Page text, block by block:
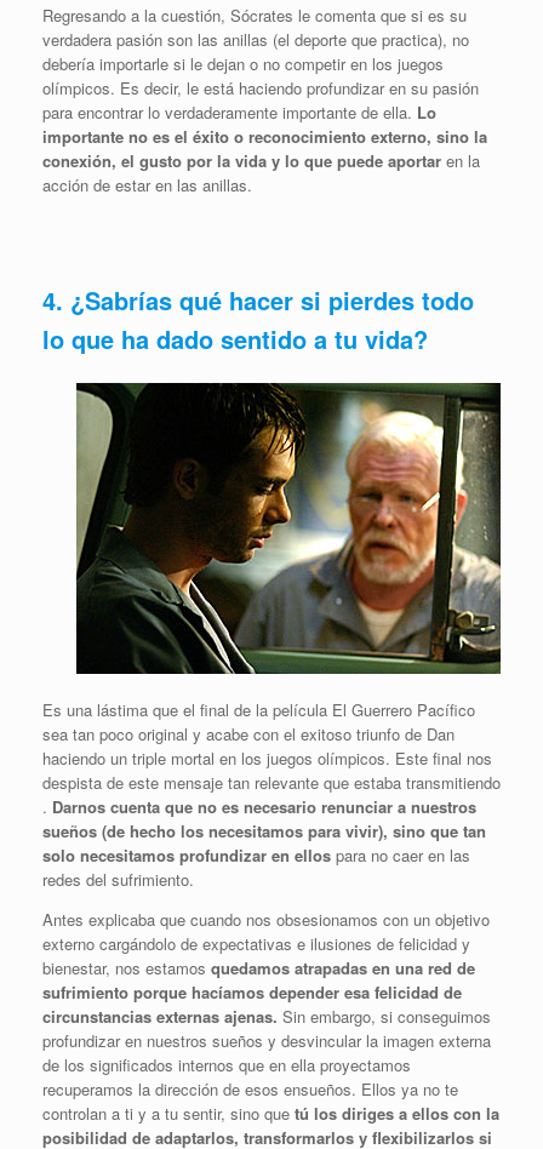
Regresando a la cuestión, Sócrates le comenta que si es su
verdadera pasión son las anillas (el deporte que practica), no
debería importarle si le dejan o no competir en los juegos
olímpicos. Es decir, le está haciendo profundizar en su pasión
para encontrar lo verdaderamente importante de ella. Lo
importante no es el éxito o reconocimiento externo, sino la
conexión, el gusto por la vida y lo que puede aportar en la
acción de estar en las anillas.
4. ¿Sabrías qué hacer si pierdes todo
lo que ha dado sentido a tu vida?
Es una lástima que el final de la película El Guerrero Pacífico
sea tan poco original y acabe con el exitoso triunfo de Dan
haciendo un triple mortal en los juegos olímpicos. Este final nos
despista de este mensaje tan relevante que estaba transmitiendo
. Darnos cuenta que no es necesario renunciar a nuestros
sueños (de hecho los necesitamos para vivir), sino que tan
solo necesitamos profundizar en ellos para no caer en las
redes del sufrimiento.
Antes explicaba que cuando nos obsesionamos con un objetivo
externo cargándolo de expectativas e ilusiones de felicidad y
bienestar, nos estamos quedamos atrapadas en una red de
sufrimiento porque hacíamos depender esa felicidad de
circunstancias externas ajenas. Sin embargo, si conseguimos
profundizar en nuestros sueños y desvincular la imagen externa
de los significados internos que en ella proyectamos
recuperamos la dirección de esos ensueños. Ellos ya no te
controlan a ti y a tu sentir, sino que tú los diriges a ellos con la
posibilidad de adaptarlos, transformarlos y flexibilizarlos si